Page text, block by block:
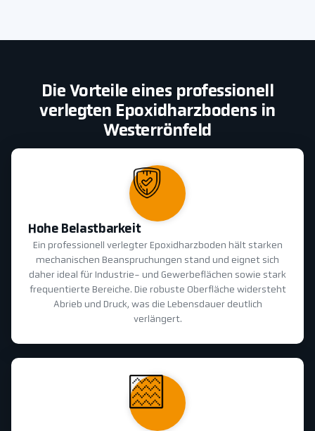
Die Vorteile eines professionell
verlegten Epoxidharzbodens in
Westerrönfeld
Hohe Belastbarkeit
Ein professionell verlegter Epoxidharzboden hält starken
mechanischen Beanspruchungen stand und eignet sich
daher ideal für Industrie- und Gewerbeflächen sowie stark
frequentierte Bereiche. Die robuste Oberfläche widersteht
Abrieb und Druck, was die Lebensdauer deutlich
verlängert.